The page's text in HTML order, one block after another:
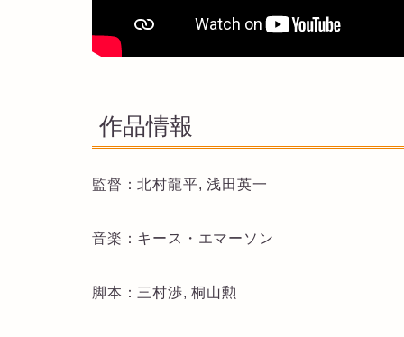
作品情報
監督：北村龍平, 浅田英一
音楽：キース・エマーソン
脚本：三村渉, 桐山勲